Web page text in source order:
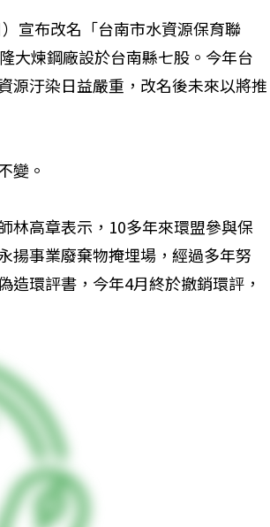
宣布改名「台南市水資源保育聯
大煉鋼廠設於台南縣七股。今年台
源汙染日益嚴重，改名後未來以將推
變。
林高章表示，10多年來環盟參與保
揚事業廢棄物掩埋場，經過多年努
造環評書，今年4月終於撤銷環評，